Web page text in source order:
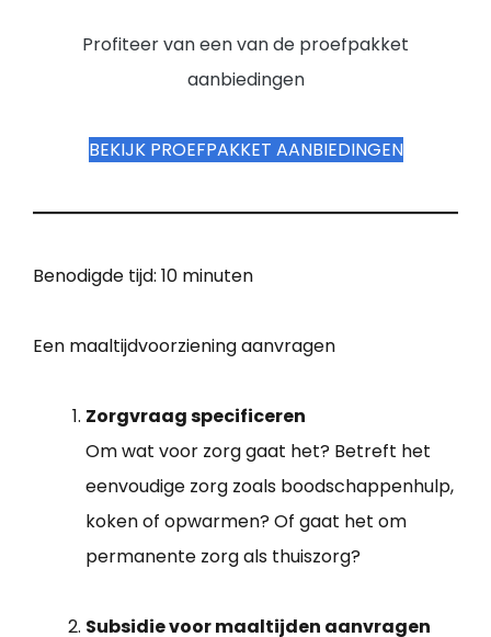
Profiteer van een van de proefpakket
aanbiedingen
BEKIJK PROEFPAKKET AANBIEDINGEN
Benodigde tijd: 10 minuten
Een maaltijdvoorziening aanvragen
Zorgvraag specificeren
Om wat voor zorg gaat het? Betreft het
eenvoudige zorg zoals boodschappenhulp,
koken of opwarmen? Of gaat het om
permanente zorg als thuiszorg?
Subsidie voor maaltijden aanvragen